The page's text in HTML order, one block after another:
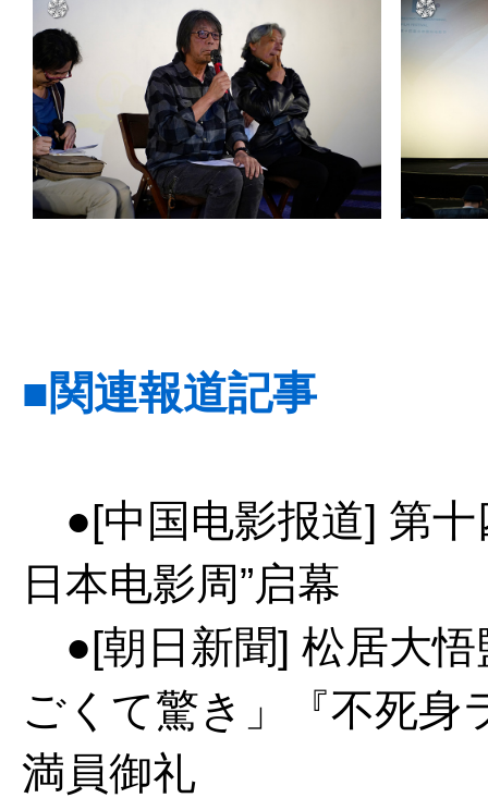
■関連報道記事
●[中国电影报道] 第十
日本电影周”启幕
●[朝日新聞] 松居大悟
ごくて驚き」『不死身
満員御礼